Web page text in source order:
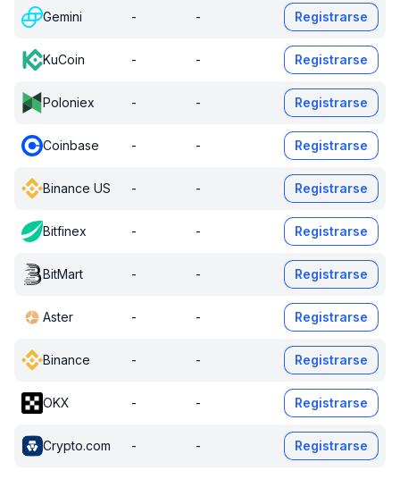
Gemini - - Registrarse
KuCoin - - Registrarse
Poloniex - - Registrarse
Coinbase - - Registrarse
Binance US - - Registrarse
Bitfinex - - Registrarse
BitMart - - Registrarse
Aster - - Registrarse
Binance - - Registrarse
OKX - - Registrarse
Crypto.com - - Registrarse